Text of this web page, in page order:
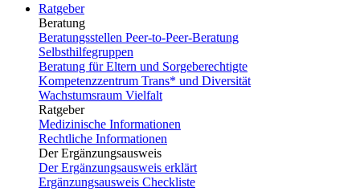
Ratgeber
Beratung
Beratungsstellen Peer-to-Peer-Beratung
Selbsthilfegruppen
Beratung für Eltern und Sorgeberechtigte
Kompetenzzentrum Trans* und Diversität
Wachstumsraum Vielfalt
Ratgeber
Medizinische Informationen
Rechtliche Informationen
Der Ergänzungsausweis
Der Ergänzungsausweis erklärt
Ergänzungsausweis Checkliste